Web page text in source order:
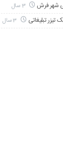
شهر فرش 3 سال
تبلیغاتی